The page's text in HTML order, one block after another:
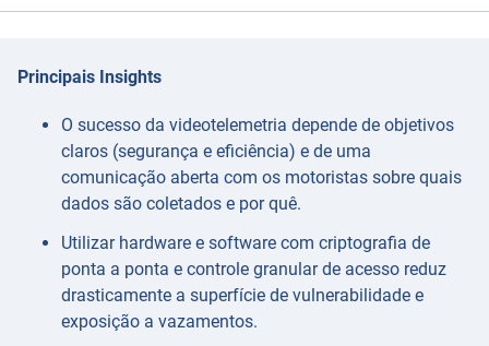
Principais Insights
O sucesso da videotelemetria depende de objetivos
claros (segurança e eficiência) e de uma
comunicação aberta com os motoristas sobre quais
dados são coletados e por quê.
Utilizar hardware e software com criptografia de
ponta a ponta e controle granular de acesso reduz
drasticamente a superfície de vulnerabilidade e
exposição a vazamentos.